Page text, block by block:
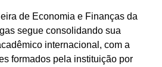
de Economia e Finanças da
segue consolidando sua
internacional, com a
formados pela instituição por